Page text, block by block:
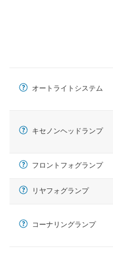
オートライトシステム
キセノンヘッドランプ
フロントフォグランプ
リヤフォグランプ
コーナリングランプ